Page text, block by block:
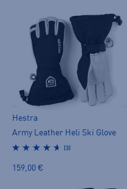
Hestra
Army Leather Heli Ski Glove
(3)
159,00 €